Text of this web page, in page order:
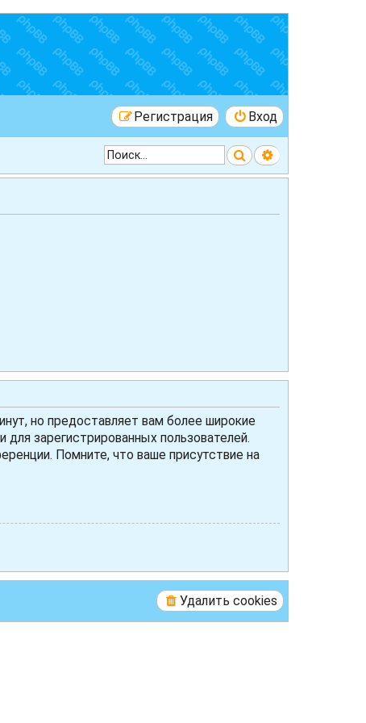
Вход
Регистрация
ПоискРасширенный
но предоставляет вам более широкие
зарегистрированных пользователей.
Помните, что ваше присутствие на
Удалить cookies